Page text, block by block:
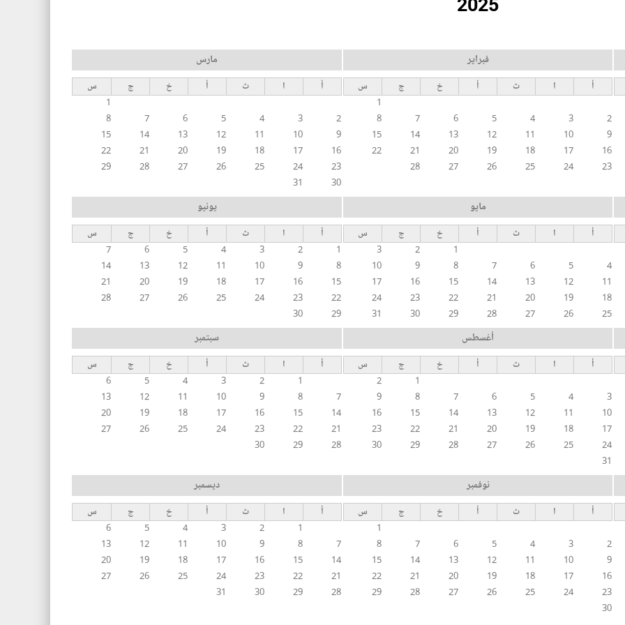
فبراير
أ ا ث أ خ ج
س
1
2
3
4
5
6
7
8
9
10
11
12
13
14
15
16
17
18
19
20
21
22
23
24
25
26
27
28
مارس
أ ا ث أ خ ج
س
1
2
3
4
5
6
7
8
9
10
11
12
13
14
15
16
17
18
19
20
21
22
23
24
25
26
27
28
29
30
31
مايو
أ ا ث أ خ ج
س
1
2
3
4
5
6
7
8
9
10
11
12
13
14
15
16
17
18
19
20
21
22
23
24
25
26
27
28
29
30
31
يونيو
أ ا ث أ خ ج
س
1
2
3
4
5
6
7
8
9
10
11
12
13
14
15
16
17
18
19
20
21
22
23
24
25
26
27
28
29
30
أغسطس
أ ا ث أ خ ج
س
1
2
3
4
5
6
7
8
9
10
11
12
13
14
15
16
17
18
19
20
21
22
23
24
25
26
27
28
29
30
31
سبتمبر
أ ا ث أ خ ج
س
1
2
3
4
5
6
7
8
9
10
11
12
13
14
15
16
17
18
19
20
21
22
23
24
25
26
27
28
29
30
نوفمبر
أ ا ث أ خ ج
س
1
2
3
4
5
6
7
8
9
10
11
12
13
14
15
16
17
18
19
20
21
22
23
24
25
26
27
28
29
30
ديسمبر
أ ا ث أ خ ج
س
1
2
3
4
5
6
7
8
9
10
11
12
13
14
15
16
17
18
19
20
21
22
23
24
25
26
27
28
29
30
31